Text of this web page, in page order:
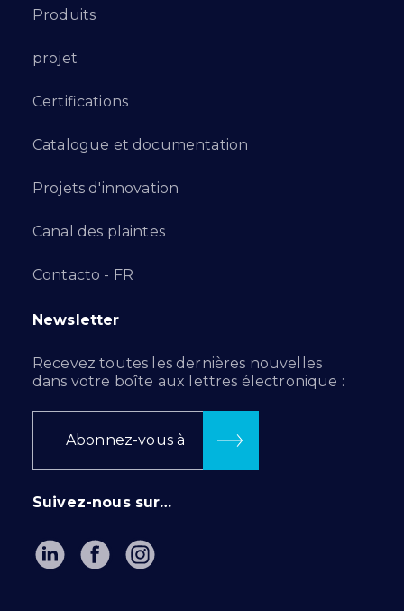
Produits
projet
Certifications
Catalogue et documentation
Projets d'innovation
Canal des plaintes
Contacto - FR
Newsletter
Recevez toutes les dernières nouvelles
dans votre boîte aux lettres électronique :
Abonnez-vous à
Suivez-nous sur…